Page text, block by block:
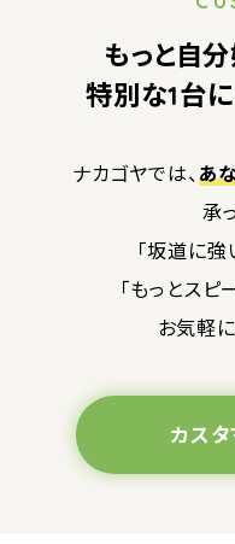
もっと自
特別な1台に
ナカゴヤでは、 あ
承
「坂道に強
「もっとスピ
お気軽
カス